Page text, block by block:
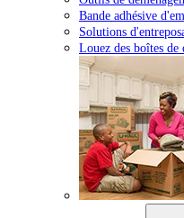
Bande adhésive
Solutions
Louez des boîtes de